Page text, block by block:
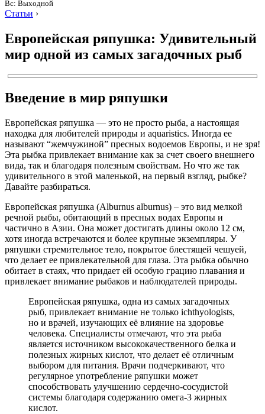
Вс: Выходной
Статьи ›
Европейская ряпушка: Удивительный
мир одной из самых загадочных рыб
Введение в мир ряпушки
Европейская ряпушка — это не просто рыба, а настоящая
находка для любителей природы и aquaristics. Иногда ее
называют “жемчужиной” пресных водоемов Европы, и не зря!
Эта рыбка привлекает внимание как за счет своего внешнего
вида, так и благодаря полезным свойствам. Но что же так
удивительного в этой маленькой, на первый взгляд, рыбке?
Давайте разбираться.
Европейская ряпушка (Alburnus alburnus) – это вид мелкой
речной рыбы, обитающий в пресных водах Европы и
частично в Азии. Она может достигать длины около 12 см,
хотя иногда встречаются и более крупные экземпляры. У
ряпушки стремительное тело, покрытое блестящей чешуей,
что делает ее привлекательной для глаза. Эта рыбка обычно
обитает в стаях, что придает ей особую грацию плавания и
привлекает внимание рыбаков и наблюдателей природы.
Европейская ряпушка, одна из самых загадочных
рыб, привлекает внимание не только ichthyologists,
но и врачей, изучающих её влияние на здоровье
человека. Специалисты отмечают, что эта рыба
является источником высококачественного белка и
полезных жирных кислот, что делает её отличным
выбором для питания. Врачи подчеркивают, что
регулярное употребление ряпушки может
способствовать улучшению сердечно-сосудистой
системы благодаря содержанию омега-3 жирных
кислот.